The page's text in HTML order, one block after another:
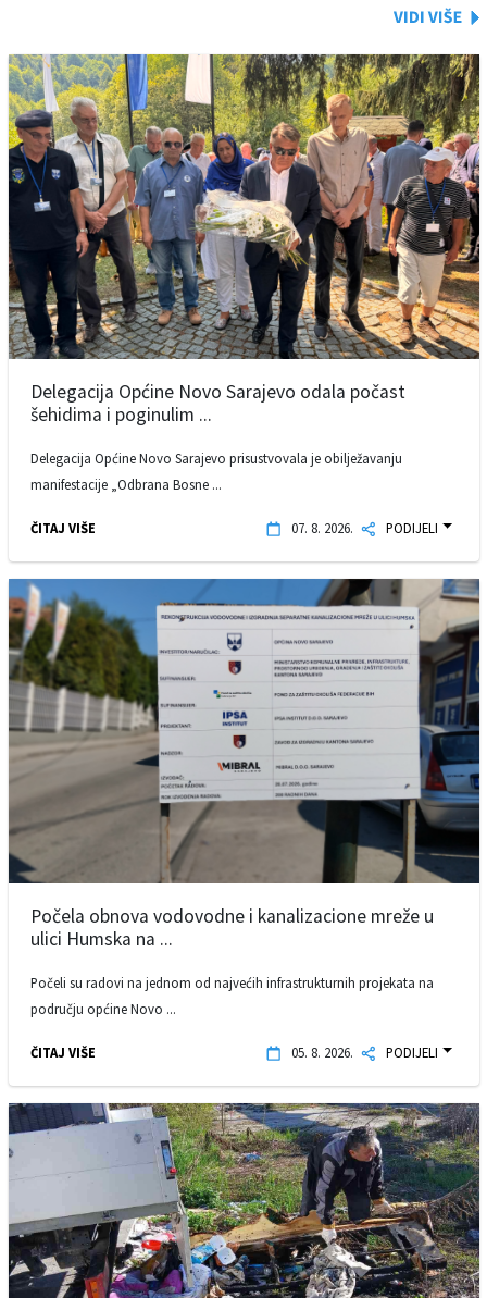
Delegacija Općine Novo Sarajevo odala počast
šehidima i poginulim ...
Delegacija Općine Novo Sarajevo prisustvovala je obilježavanju
manifestacije „Odbrana Bosne ...
ČITAJ VIŠE 07. 8. 2026. PODIJELI
Počela obnova vodovodne i kanalizacione mreže u
ulici Humska na ...
Počeli su radovi na jednom od najvećih infrastrukturnih projekata na
području općine Novo ...
ČITAJ VIŠE 05. 8. 2026. PODIJELI